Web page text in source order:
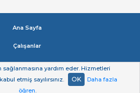
Ana Sayfa
Çalışanlar
Impressum
Gizlilik beyan
yardım eder. Hizmetleri
etmiş sayılırsınız.
OK
Daha fazla
öğren.